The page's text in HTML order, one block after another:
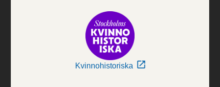
Kvinnohistoriska